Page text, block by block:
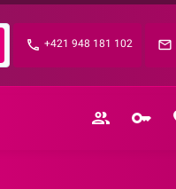
+421 948 181 102
Zabudnuté heslo?